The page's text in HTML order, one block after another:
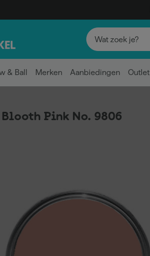
& Ball Merken Aanbiedingen Outlet
Pink No. 9806